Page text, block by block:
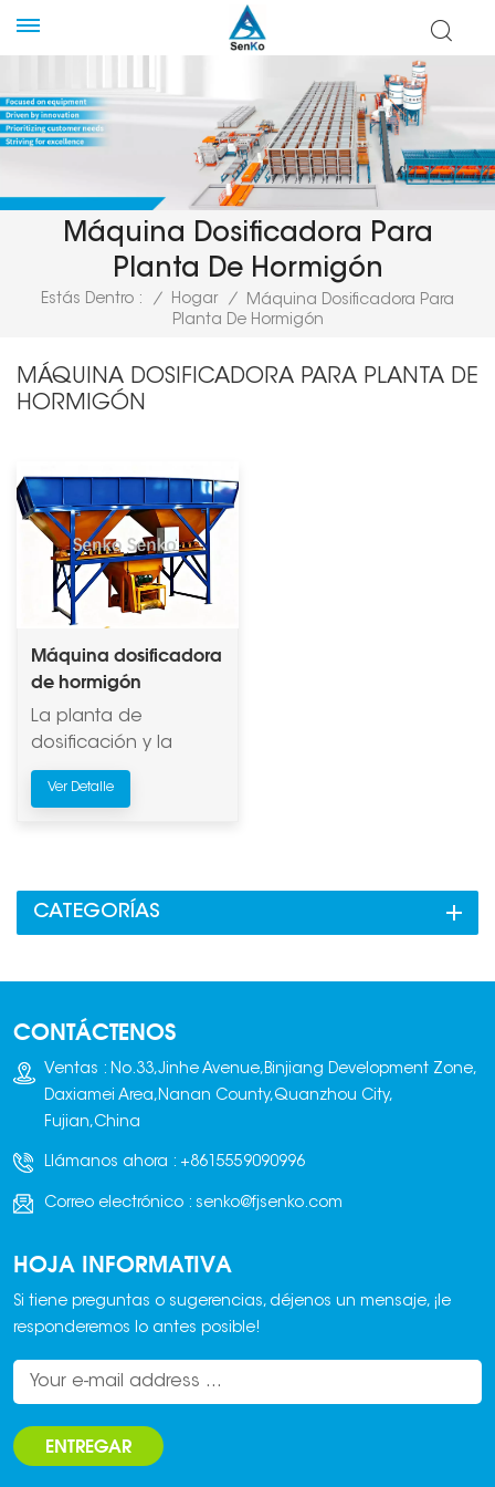
Máquina Dosificadora Para
Planta De Hormigón
Estás Dentro : / Hogar /
Máquina Dosificadora Para
Planta De Hormigón
MÁQUINA DOSIFICADORA PARA PLANTA DE
HORMIGÓN
Máquina dosificadora
de hormigón
La planta de
dosificación y la
mezcladora de
concreto cuentan
de plantas de
acumulativa
centralizado en un
armario eléctrico y
pantalla digital. Se
caracteriza por su
dosificación, rápida
velocidad de
rendimiento de
control y alta
fiabilidad. El equipo
puede ser de
diversos tipos,
cargadoras, cintas
Ver Detalle
CATEGORÍAS
CONTÁCTENOS
Ventas : No.33,Jinhe Avenue,Binjiang Development Zone,
Daxiamei Area,Nanan County,Quanzhou City,
Fujian,China
Llámanos ahora : +8615559090996
Correo electrónico : senko@fjsenko.com
HOJA INFORMATIVA
Si tiene preguntas o sugerencias, déjenos un mensaje, ¡le
responderemos lo antes posible!
ENTREGAR